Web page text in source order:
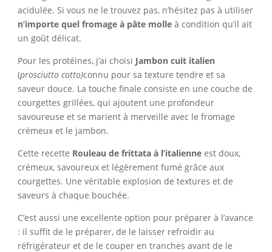
acidulée. Si vous ne le trouvez pas, n’hésitez pas à utiliser
n’importe quel fromage à pâte molleà condition qu’il ait
un goût délicat.
Pour les protéines, j’ai choisi Jambon cuit italien
(prosciutto cotto)connu pour sa texture tendre et sa
saveur douce. La touche finale consiste en une couche de
courgettes grillées, qui ajoutent une profondeur
savoureuse et se marient à merveille avec le fromage
crémeux et le jambon.
Cette recette Rouleau de frittata à l’italienneest doux,
crémeux, savoureux et légèrement fumé grâce aux
courgettes. Une véritable explosion de textures et de
saveurs à chaque bouchée.
C’est aussi une excellente option pour préparer à l’avance
: il suffit de le préparer, de le laisser refroidir au
réfrigérateur et de le couper en tranches avant de le